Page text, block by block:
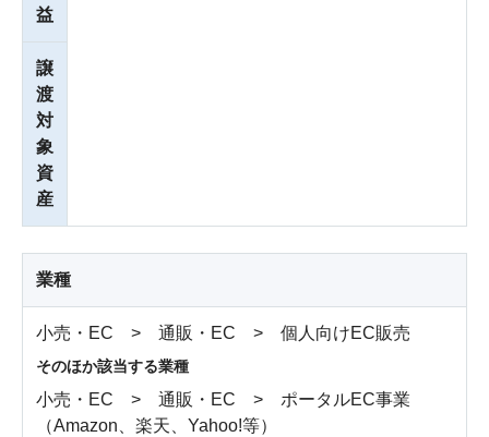
益
譲
渡
対
象
資
産
業種
小売・EC > 通販・EC > 個人向けEC販売
そのほか該当する業種
小売・EC > 通販・EC > ポータルEC事業
（Amazon、楽天、Yahoo!等）